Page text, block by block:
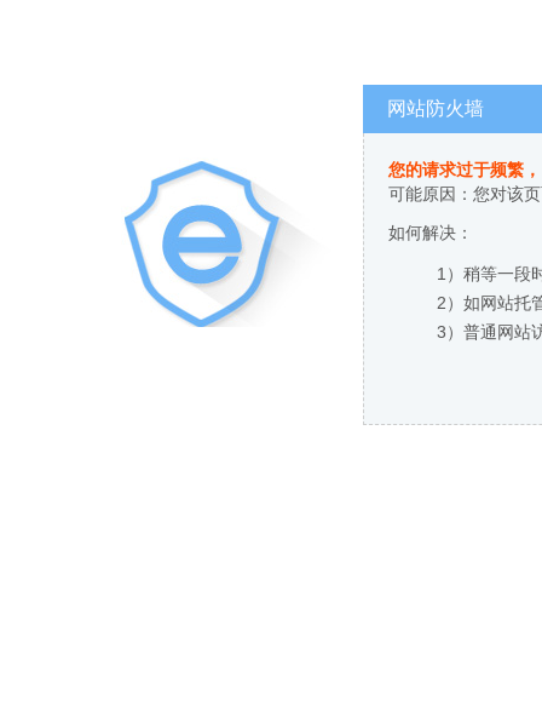
网站防火墙
您的请求过于频繁
可能原因：您对该
如何解决：
1）稍等一段
2）如网站托
3）普通网站